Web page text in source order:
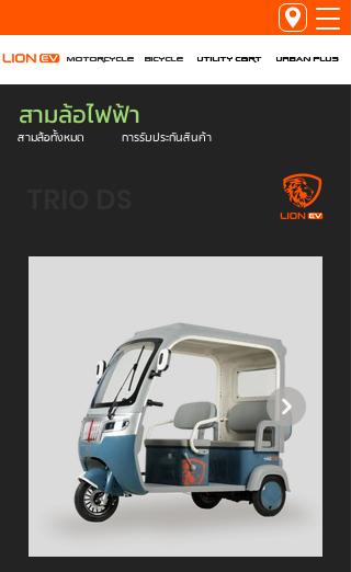
Motorcycle Bicycle Utility Cart URBAN PLUS
สามล้อไฟฟ้า
สามล้อทั้งหมด การรับประกันสินค้า